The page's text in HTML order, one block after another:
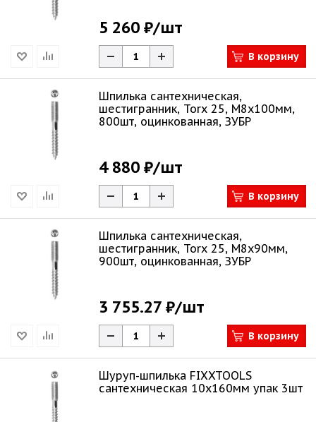
5 260 ₽/шт
В корзину
Шпилька сантехническая,
шестигранник, Torx 25, М8x100мм,
800шт, оцинкованная, ЗУБР
4 880 ₽/шт
В корзину
Шпилька сантехническая,
шестигранник, Torx 25, М8x90мм,
900шт, оцинкованная, ЗУБР
3 755.27 ₽/шт
В корзину
Шуруп-шпилька FIXXTOOLS
сантехническая 10х160мм упак 3шт